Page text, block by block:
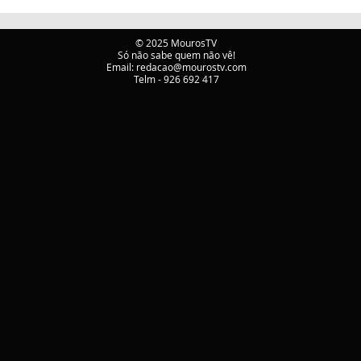
ATIVAÇÃO DO PLANO
MUNICIPAL DE
EMERGÊNCIA E
PROTEÇÃO CIVIL DE
© 2025 MourosTV
Só não sabe quem não vê!
Email: redacao@mourostv.com
Telm - 926 692 417